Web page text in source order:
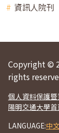
資訊人院刊
Copyright ©
rights
個人資料保護
陽明交通大學首
LANGUAGE:中文